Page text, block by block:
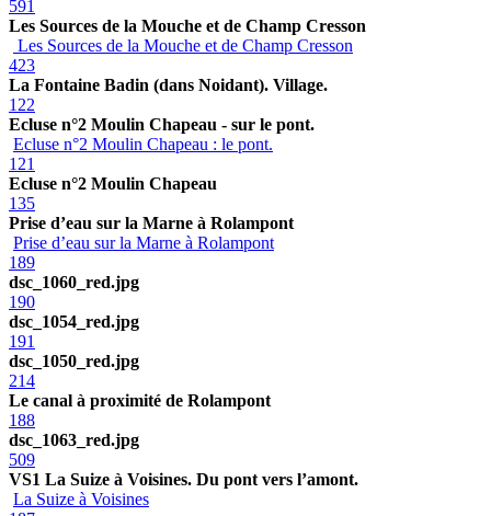
591
Les Sources de la Mouche et de Champ Cresson
Les Sources de la Mouche et de Champ Cresson
423
La Fontaine Badin (dans Noidant). Village.
122
Ecluse n°2 Moulin Chapeau - sur le pont.
Ecluse n°2 Moulin Chapeau : le pont.
121
Ecluse n°2 Moulin Chapeau
135
Prise d’eau sur la Marne à Rolampont
Prise d’eau sur la Marne à Rolampont
189
dsc_1060_red.jpg
190
dsc_1054_red.jpg
191
dsc_1050_red.jpg
214
Le canal à proximité de Rolampont
188
dsc_1063_red.jpg
509
VS1 La Suize à Voisines. Du pont vers l’amont.
La Suize à Voisines